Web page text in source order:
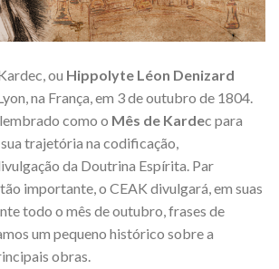
ou Hippolyte Léon Denizard
na França, em 3 de outubro de 1804.
como o Mês de Kardec para
trajetória na codificação,
da Doutrina Espírita. Par
importante, o CEAK divulgará, em suas
todo o mês de outubro, frases de
um pequeno histórico sobre a
obras.